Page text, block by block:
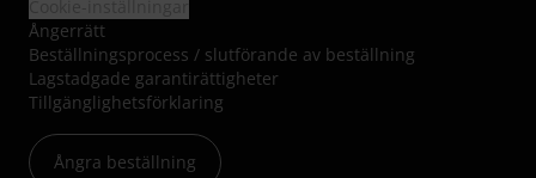
Ångerrätt
Beställningsprocess / slutförande av beställning
Lagstadgade garantirättigheter
Tillgänglighetsförklaring
Ångra beställning